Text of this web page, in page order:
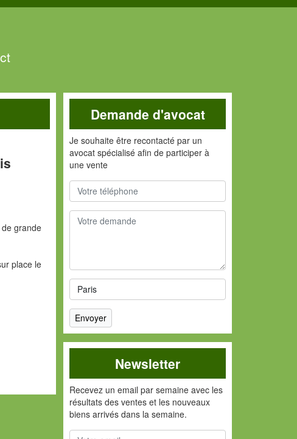
grande
place le
Demande d'avocat
Je souhaite être recontacté par un
avocat spécialisé afin de participer à
une vente
Newsletter
Recevez un email par semaine avec les
résultats des ventes et les nouveaux
biens arrivés dans la semaine.